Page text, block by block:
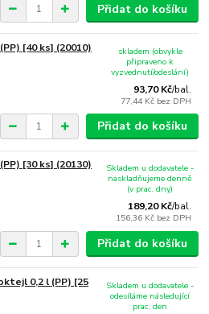
Přidat do košíku
[40 ks] (20010)
93,70 Kč/bal.
77,44 Kč bez DPH
skladem (obvykle
připraveno k
vyzvednutí/odeslání)
Přidat do košíku
[30 ks] (20130)
189,20 Kč/bal.
156,36 Kč bez DPH
Skladem u dodavatele -
naskladňujeme denně
(v prac. dny)
Přidat do košíku
0,2 l (PP) [25
Skladem u dodavatele -
odesíláme následující
prac. den